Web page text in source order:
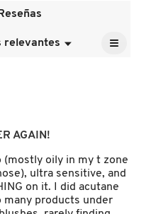
relevantes ▼
Menú ≡
hay
a
AGAIN!
(mostly oily in my t zone
ultra sensitive, and
on it. I did acutane
many products under